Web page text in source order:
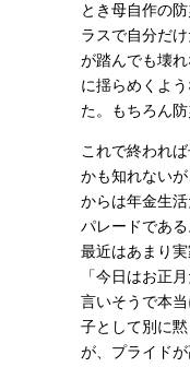
とき母自作の
ラスで自分だ
が踏んでも壊
に揺らめくよ
た。もちろん
これで終われ
かも知れない
からは年金生
パレードである
最近はあまり
「今日はお正
言いそうで本当
子として別に
が、プライド